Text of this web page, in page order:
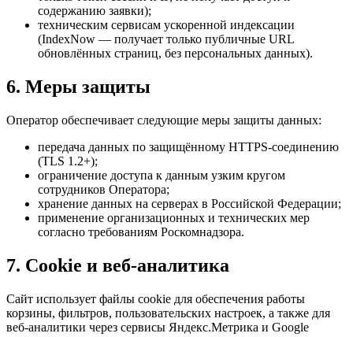
содержанию заявки);
техническим сервисам ускоренной индексации
(IndexNow — получает только публичные URL
обновлённых страниц, без персональных данных).
6. Меры защиты
Оператор обеспечивает следующие меры защиты данных:
передача данных по защищённому HTTPS-соединению
(TLS 1.2+);
ограничение доступа к данным узким кругом
сотрудников Оператора;
хранение данных на серверах в Российской Федерации;
применение организационных и технических мер
согласно требованиям Роскомнадзора.
7. Cookie и веб-аналитика
Сайт использует файлы cookie для обеспечения работы
корзины, фильтров, пользовательских настроек, а также для
веб-аналитики через сервисы Яндекс.Метрика и Google